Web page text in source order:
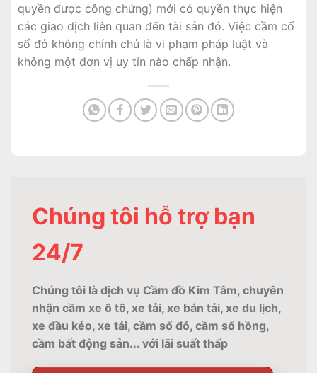
quyền được công chứng) mới có quyền thực hiện
các giao dịch liên quan đến tài sản đó. Việc cầm cố
sổ đỏ không chính chủ là vi phạm pháp luật và
không một đơn vị uy tín nào chấp nhận.
Chúng tôi hỗ trợ bạn
24/7
Chúng tôi là dịch vụ Cầm đồ Kim Tâm, chuyên
nhận cầm xe ô tô, xe tải, xe bán tải, xe du lịch,
xe đầu kéo, xe tải, cầm sổ đỏ, cầm sổ hồng,
cầm bất động sản... với lãi suất thấp